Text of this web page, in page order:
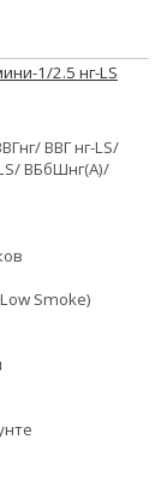
1/2.5 нг-LS
ВВГ нг-LS/
ВБбШнг(А)/
Smoke)